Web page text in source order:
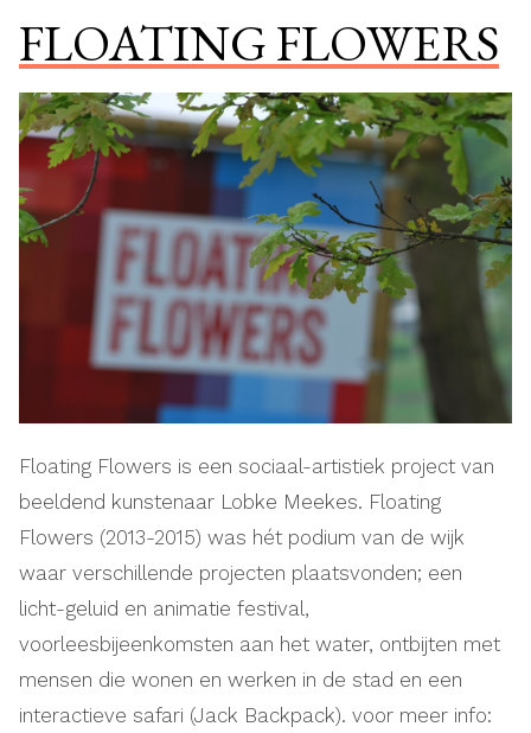
FLOATING FLOWERS
Floating Flowers is een sociaal-artistiek project van
beeldend kunstenaar Lobke Meekes. Floating
Flowers (2013-2015) was hét podium van de wijk
waar verschillende projecten plaatsvonden; een
licht-geluid en animatie festival,
voorleesbijeenkomsten aan het water, ontbijten met
mensen die wonen en werken in de stad en een
interactieve safari (Jack Backpack). voor meer info: